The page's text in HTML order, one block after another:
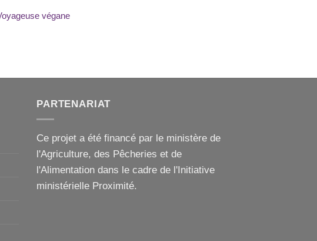
de
souhaits
végane
PARTENARIAT
Ce projet a été financé par le ministère de
l'Agriculture, des Pêcheries et de
l'Alimentation dans le cadre de l'Initiative
ministérielle Proximité.